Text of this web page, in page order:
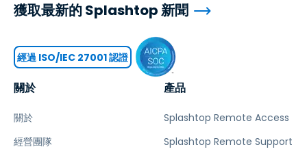
關於
關於
經營團隊
產品
Splashtop Remote Access
Splashtop Remote Support
獲取最新的 Splashtop 新聞
經過 ISO/IEC 27001 認證